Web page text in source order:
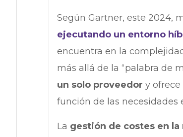
Según Gartner, este 2024,
ejecutando un entorno
encuentra en la
más allá de la “palabra de
un solo proveedor y
función de las necesidades
La gestión de costes en